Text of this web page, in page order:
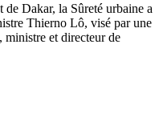
de Dakar, la Sûreté urbaine a
Thierno Lô, visé par une
et directeur de